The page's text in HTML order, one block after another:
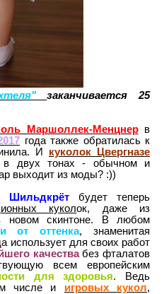
заканчивается 25
Маршоллек-Менцнерв
года также обратилась к
И куколок Цвергназе
в двух тонах - обычном и
выходит из моды? :))
Шильдкрётбудет теперь
куколок, даже из
новом скинтоне. В любом
от оттенка, знаменитая
использует для своих работ
качествабез фталатов
всем европейским
для здоровья. Ведь
числе и игровых кукол,